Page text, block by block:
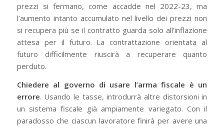
prezzi si fermano, come accadde nel 2022-23, ma
l’aumento intanto accumulato nel livello dei prezzi non
si recupera più se il contratto guarda solo all’inflazione
attesa per il futuro. La contrattazione orientata al
futuro difficilmente riuscirà a recuperare quanto
perduto.
Chiedere al governo di usare l’arma fiscale è un
errore. Usando le tasse, introdurrà altre distorsioni in
un sistema fiscale già ampiamente variegato. Con il
paradosso che ciascun lavoratore finirà per avere una